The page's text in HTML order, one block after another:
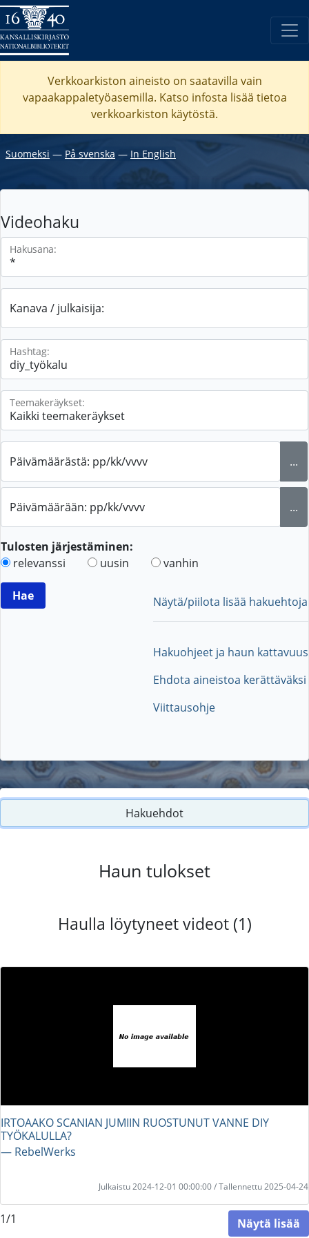
Verkkoarkiston aineisto on saatavilla vain
vapaakappaletyöasemilla. Katso infosta lisää tietoa
verkkoarkiston käytöstä.
Suomeksi ― På svenska ― In English
Videohaku
Hakusana:
Kanava / julkaisija:
Hashtag:
Teemakeräykset:
Päivämäärästä: pp/kk/vvvv ...
Päivämäärään: pp/kk/vvvv ...
Tulosten järjestäminen:
relevanssi
uusin vanhin
Näytä/piilota lisää hakuehtoja
Hakuohjeet ja haun kattavuus
Ehdota aineistoa kerättäväksi
Viittausohje
Hakuehdot
Haun tulokset
Haulla löytyneet videot (1)
IRTOAAKO SCANIAN JUMIIN RUOSTUNUT VANNE DIY
TYÖKALULLA?
― RebelWerks
Julkaistu 2024-12-01 00:00:00 / Tallennettu 2025-04-24
1/1 Näytä lisää